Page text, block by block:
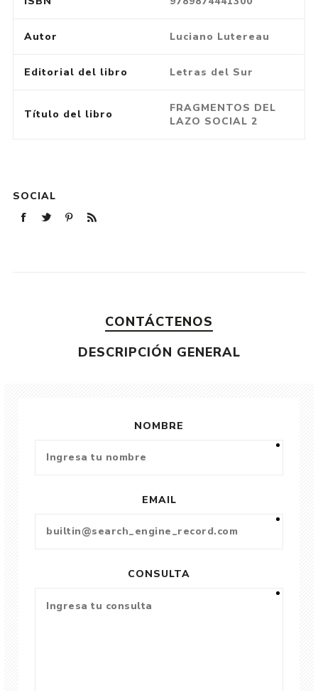
Autor Luciano Lutereau
Editorial del libro Letras del Sur
Título del libro
FRAGMENTOS DEL
LAZO SOCIAL 2
SOCIAL
CONTÁCTENOS
DESCRIPCIÓN GENERAL
NOMBRE
EMAIL
CONSULTA